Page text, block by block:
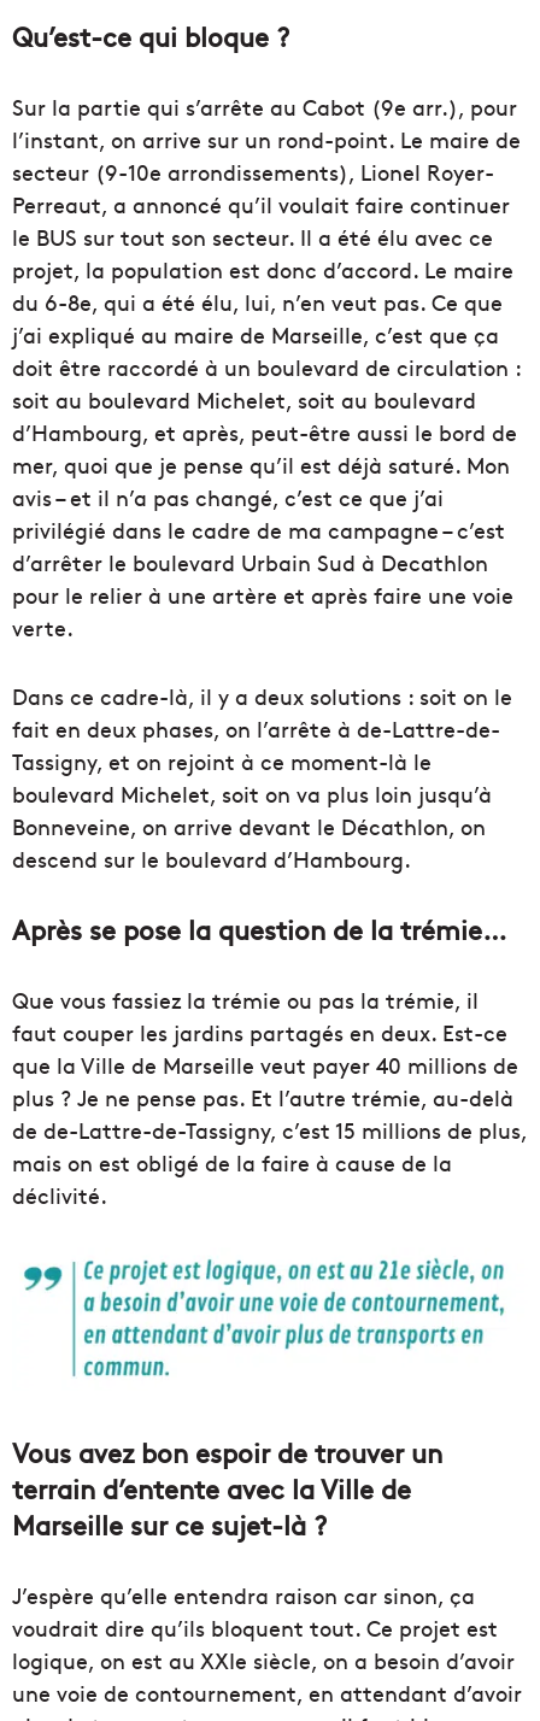
Qu’est-ce qui bloque ?
Sur la partie qui s’arrête au Cabot (9e arr.), pour
l’instant, on arrive sur un rond-point. Le maire de
secteur (9-10e arrondissements), Lionel Royer-
Perreaut, a annoncé qu’il voulait faire continuer
le BUS sur tout son secteur. Il a été élu avec ce
projet, la population est donc d’accord. Le maire
du 6-8e, qui a été élu, lui, n’en veut pas. Ce que
j’ai expliqué au maire de Marseille, c’est que ça
doit être raccordé à un boulevard de circulation :
soit au boulevard Michelet, soit au boulevard
d’Hambourg, et après, peut-être aussi le bord de
mer, quoi que je pense qu’il est déjà saturé. Mon
avis – et il n’a pas changé, c’est ce que j’ai
privilégié dans le cadre de ma campagne – c’est
d’arrêter le boulevard Urbain Sud à Decathlon
pour le relier à une artère et après faire une voie
verte.
Dans ce cadre-là, il y a deux solutions : soit on le
fait en deux phases, on l’arrête à de-Lattre-de-
Tassigny, et on rejoint à ce moment-là le
boulevard Michelet, soit on va plus loin jusqu’à
Bonneveine, on arrive devant le Décathlon, on
descend sur le boulevard d’Hambourg.
Après se pose la question de la trémie…
Que vous fassiez la trémie ou pas la trémie, il
faut couper les jardins partagés en deux. Est-ce
que la Ville de Marseille veut payer 40 millions de
plus ? Je ne pense pas. Et l’autre trémie, au-delà
de de-Lattre-de-Tassigny, c’est 15 millions de plus,
mais on est obligé de la faire à cause de la
déclivité.
Vous avez bon espoir de trouver un
terrain d’entente avec la Ville de
Marseille sur ce sujet-là ?
J’espère qu’elle entendra raison car sinon, ça
voudrait dire qu’ils bloquent tout. Ce projet est
logique, on est au XXIe siècle, on a besoin d’avoir
une voie de contournement, en attendant d’avoir